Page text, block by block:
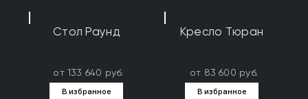
Стол Раунд
от 133 640 руб.
В избранное
Кресло Тюран
от 83 600 руб.
В избранное